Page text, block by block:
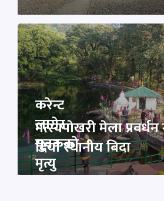
मत्स्यपाेखरी मेला
दियाे स्थानीय बिदा
करेन्ट
लागेर
युवकको
मृत्यु